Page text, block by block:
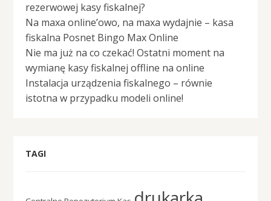
rezerwowej kasy fiskalnej?
Na maxa online’owo, na maxa wydajnie – kasa
fiskalna Posnet Bingo Max Online
Nie ma już na co czekać! Ostatni moment na
wymianę kasy fiskalnej offline na online
Instalacja urządzenia fiskalnego – równie
istotna w przypadku modeli online!
TAGI